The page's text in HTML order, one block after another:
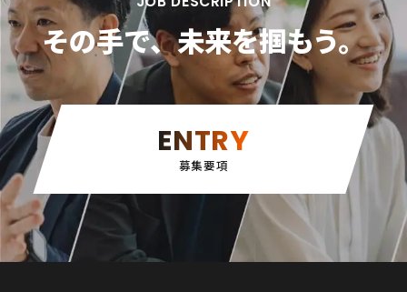
その手で、未来を掴もう。
ENTRY
募集要項